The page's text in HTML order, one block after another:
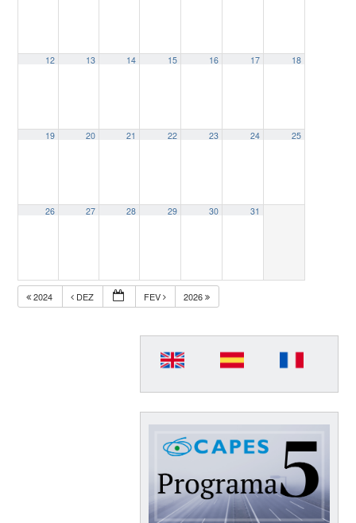
12 13 14 15 16 17 18
19 20 21 22 23 24 25
26 27 28 29 30 31
2024 DEZ FEV 2026